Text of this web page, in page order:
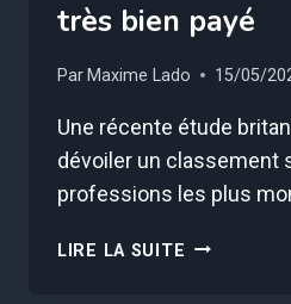
très bien payé
Par Maxime Lado 15/05/
Une récente étude
dévoiler un classement
professions les plus
LIRE LA SUITE CE